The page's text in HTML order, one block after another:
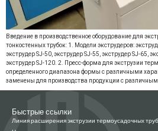
Введение в производственное оборудование для
тонкостенных трубок: 1. Модели экструдеров:
экструдер SJ-50, экструдер SJ-55, экструдер SJ-65,
экструдер SJ-120. 2. Пресс-форма для экструзии
определенного диапазона формы с различными
заменены для производства продукции с
Быстрые ссылки
Линия расширения экструзии термоусадочных